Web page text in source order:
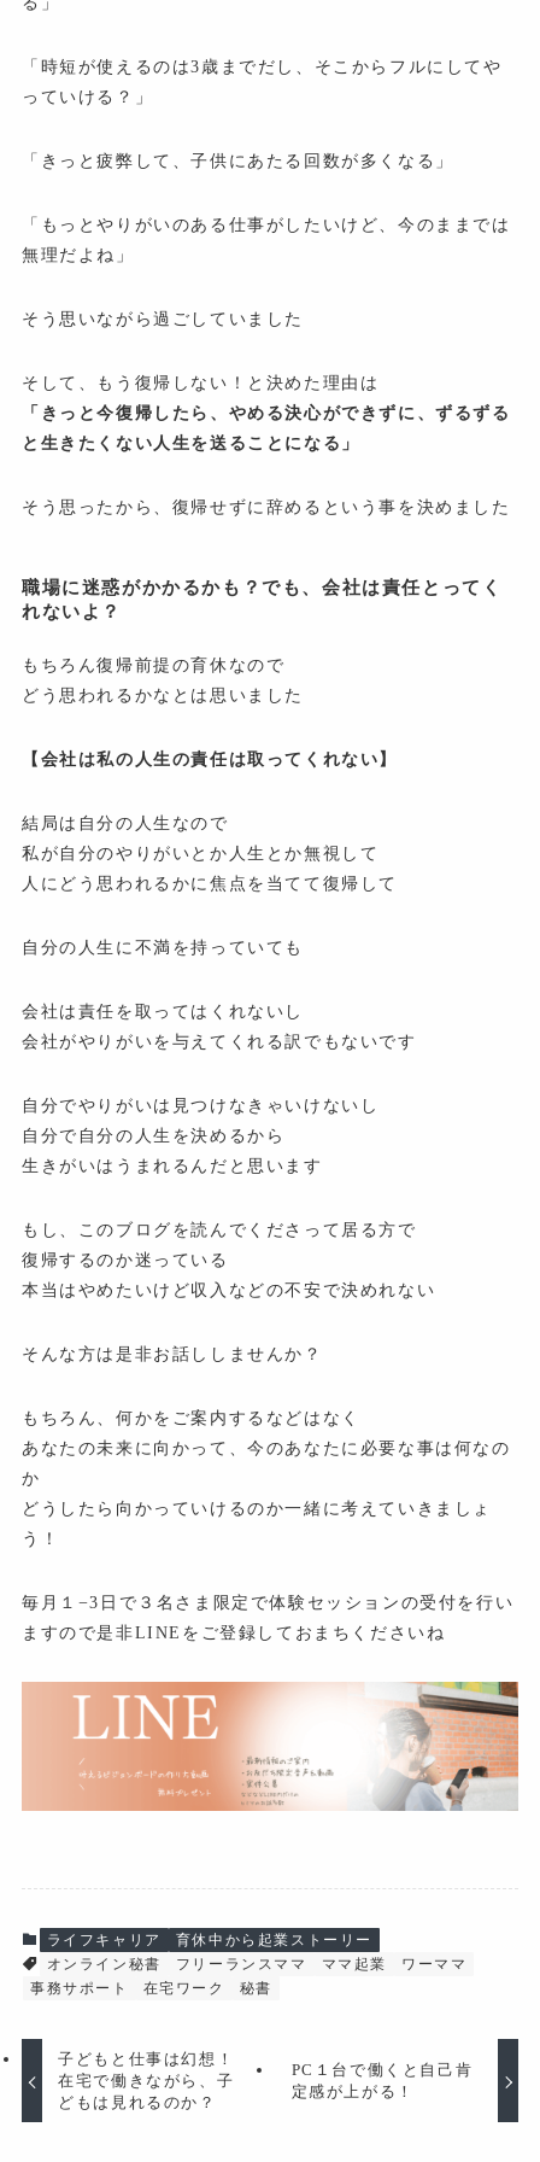
「時短が使えるのは3歳までだし、そこからフルにしてや
っていける？」
「きっと疲弊して、子供にあたる回数が多くなる」
「もっとやりがいのある仕事がしたいけど、今のままでは
無理だよね」
そう思いながら過ごしていました
そして、もう復帰しない！と決めた理由は
「きっと今復帰したら、やめる決心ができずに、ずるずる
と生きたくない人生を送ることになる」
そう思ったから、復帰せずに辞めるという事を決めました
職場に迷惑がかかるかも？でも、会社は責任とってく
れないよ？
もちろん復帰前提の育休なので
どう思われるかなとは思いました
【会社は私の人生の責任は取ってくれない】
結局は自分の人生なので
私が自分のやりがいとか人生とか無視して
人にどう思われるかに焦点を当てて復帰して
自分の人生に不満を持っていても
会社は責任を取ってはくれないし
会社がやりがいを与えてくれる訳でもないです
自分でやりがいは見つけなきゃいけないし
自分で自分の人生を決めるから
生きがいはうまれるんだと思います
もし、このブログを読んでくださって居る方で
復帰するのか迷っている
本当はやめたいけど収入などの不安で決めれない
そんな方は是非お話ししませんか？
もちろん、何かをご案内するなどはなく
あなたの未来に向かって、今のあなたに必要な事は何なの
か
どうしたら向かっていけるのか一緒に考えていきましょ
う！
毎月１−3日で３名さま限定で体験セッションの受付を行い
ますので是非LINEをご登録しておまちくださいね
ライフキャリア
育休中から起業ストーリー
オンライン秘書
フリーランスママ ママ起業
ワーママ
事務サポート
在宅ワーク 秘書
子どもと仕事は幻想！
在宅で働きながら、子
どもは見れるのか？
PC１台で働くと自己肯
定感が上がる！